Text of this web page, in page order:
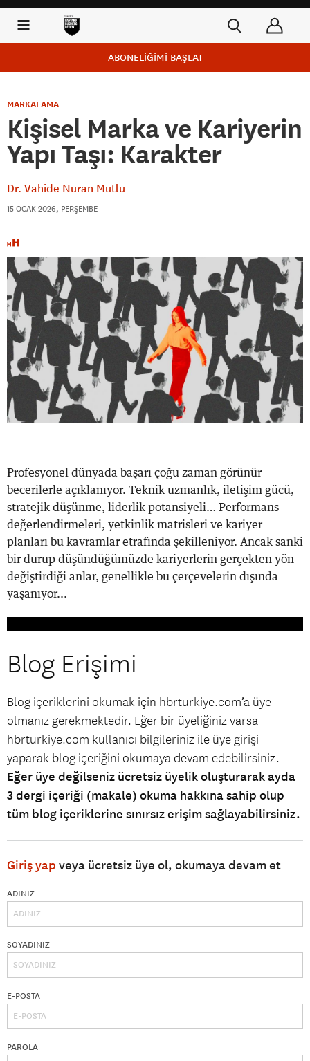
ABONELİĞİMİ BAŞLAT
MARKALAMA
Kişisel Marka ve Kariyerin
Yapı Taşı: Karakter
Dr. Vahide Nuran Mutlu
15 OCAK 2026, PERŞEMBE
Profesyonel dünyada başarı çoğu zaman görünür
becerilerle açıklanıyor. Teknik uzmanlık, iletişim gücü,
stratejik düşünme, liderlik potansiyeli… Performans
değerlendirmeleri, yetkinlik matrisleri ve kariyer
planları bu kavramlar etrafında şekilleniyor. Ancak sanki
bir durup düşündüğümüzde kariyerlerin gerçekten yön
değiştirdiği anlar, genellikle bu çerçevelerin dışında
yaşanıyor...
Blog Erişimi
Blog içeriklerini okumak için hbrturkiye.com’a üye
olmanız gerekmektedir. Eğer bir üyeliğiniz varsa
hbrturkiye.com kullanıcı bilgileriniz ile üye girişi
yaparak blog içeriğini okumaya devam edebilirsiniz.
Eğer üye değilseniz ücretsiz üyelik oluşturarak ayda
3 dergi içeriği (makale) okuma hakkına sahip olup
tüm blog içeriklerine sınırsız erişim sağlayabilirsiniz.
Giriş yap veya ücretsiz üye ol, okumaya devam et
ADINIZ
SOYADINIZ
E-POSTA
PAROLA